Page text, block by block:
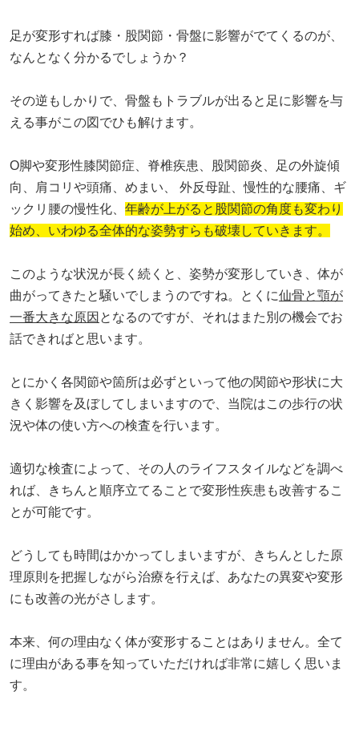
足が変形すれば膝・股関節・骨盤に影響がでてくるのが、
なんとなく分かるでしょうか？
その逆もしかりで、骨盤もトラブルが出ると足に影響を与
える事がこの図でひも解けます。
O脚や変形性膝関節症、脊椎疾患、股関節炎、足の外旋傾
向、肩コリや頭痛、めまい、 外反母趾、慢性的な腰痛、ギ
ックリ腰の慢性化、 年齢が上がると股関節の角度も変わり
始め、いわゆる全体的な姿勢すらも破壊していきます。
このような状況が長く続くと、姿勢が変形していき、体が
曲がってきたと騒いでしまうのですね。
とくに仙骨と顎が
一番大きな原因 となるのですが、それはまた別の機会でお
話できればと思います。
とにかく各関節や箇所は必ずといって他の関節や形状に大
きく影響を及ぼしてしまいますので、当院はこの歩行の状
況や体の使い方への検査を行います。
適切な検査によって、その人のライフスタイルなどを調べ
れば、きちんと順序立てることで変形性疾患も改善するこ
とが可能です。
どうしても時間はかかってしまいますが、きちんとした原
理原則を把握しながら治療を行えば、あなたの異変や変形
にも改善の光がさします。
本来、何の理由なく体が変形することはありません。全て
に理由がある事を知っていただければ非常に嬉しく思いま
す。